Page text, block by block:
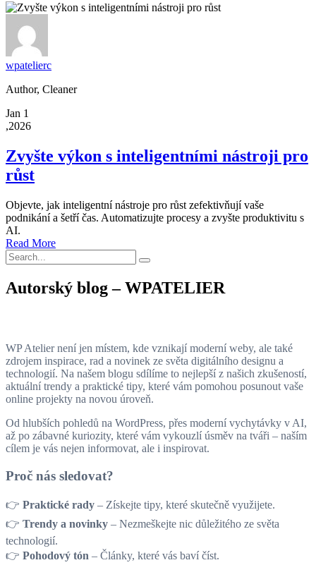
wpatelierc
Author, Cleaner
Jan 1
,2026
Zvyšte výkon s inteligentními nástroji pro
růst
Objevte, jak inteligentní nástroje pro růst zefektivňují vaše
podnikání a šetří čas. Automatizujte procesy a zvyšte produktivitu s
AI.
Read More
Autorský blog – WPATELIER
WP Atelier není jen místem, kde vznikají moderní weby, ale také
zdrojem inspirace, rad a novinek ze světa digitálního designu a
technologií. Na našem blogu sdílíme to nejlepší z našich zkušeností,
aktuální trendy a praktické tipy, které vám pomohou posunout vaše
online projekty na novou úroveň.
Od hlubších pohledů na WordPress, přes moderní vychytávky v AI,
až po zábavné kuriozity, které vám vykouzlí úsměv na tváři – naším
cílem je vás nejen informovat, ale i inspirovat.
Proč nás sledovat?
👉 Praktické rady – Získejte tipy, které skutečně využijete.
👉 Trendy a novinky – Nezmeškejte nic důležitého ze světa
technologií.
👉 Pohodový tón – Články, které vás baví číst.